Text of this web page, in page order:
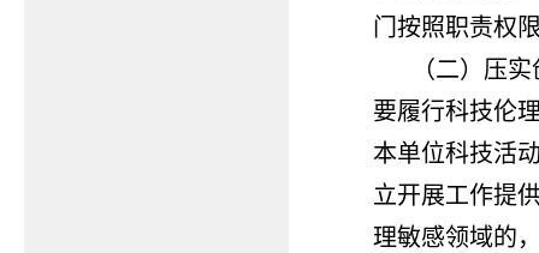
门按照职责权
（二）压
要履行科技伦
本单位科技活
立开展工作提
理敏感领域的